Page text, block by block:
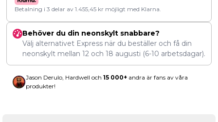
Betalning i 3 delar av 1.455,45 kr möjligt med Klarna.
Behöver du din neonskylt snabbare?
Välj alternativet Express när du beställer och få din
neonskylt mellan 12 och 18 augusti (6-10 arbetsdagar).
Jason Derulo, Hardwell och 15 000+ andra är fans av våra
produkter!